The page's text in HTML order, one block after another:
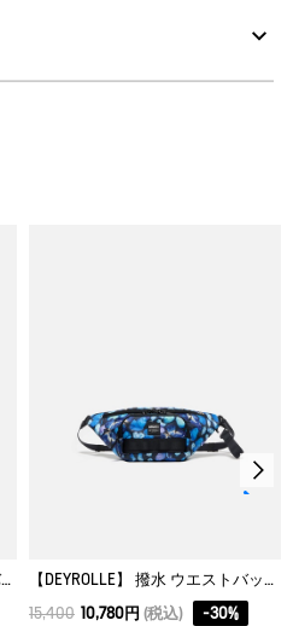
い。
ない。
ができない。
はできない。
【LIBERTY FABRICS】 撥水 巾着バッグ 3L
【DEYROLLE】 撥水 ウエストバッグ 3L
15,400 10,780円 (税込) -30%